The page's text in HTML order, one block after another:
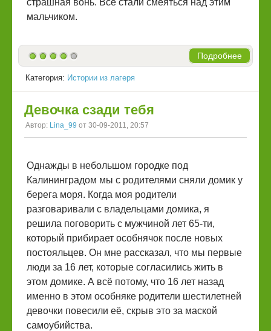
страшная вонь. Все стали смеяться над этим
мальчиком.
Подробнее
Категория: Истории из лагеря
Девочка сзади тебя
Автор: Lina_99 от 30-09-2011, 20:57
Однажды в небольшом городке под
Калининградом мы с родителями сняли домик у
берега моря. Когда моя родители
разговаривали с владельцами домика, я
решила поговорить с мужчиной лет 65-ти,
который прибирает особнячок после новых
постояльцев. Он мне рассказал, что мы первые
люди за 16 лет, которые согласились жить в
этом домике. А всё потому, что 16 лет назад
именно в этом особняке родители шестилетней
девочки повесили её, скрыв это за маской
самоубийства.